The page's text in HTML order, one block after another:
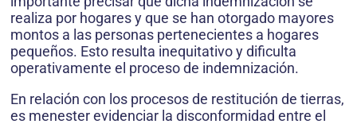
realiza por hogares y que se han otorgado mayores
montos a las personas pertenecientes a hogares
pequeños. Esto resulta inequitativo y dificulta
operativamente el proceso de indemnización.
En relación con los procesos de restitución de tierras,
es menester evidenciar la disconformidad entre el